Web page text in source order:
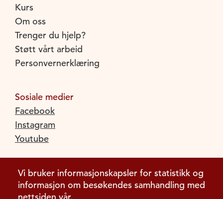
Vi bruker informasjonskapsler for statistikk og
informasjon om besøkendes samhandling med
Kurs
Om oss
Trenger du hjelp?
Støtt vårt arbeid
Personvernerklæring
Sosiale medier
Facebook
Instagram
Youtube